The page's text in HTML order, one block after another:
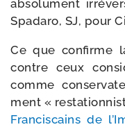
abso­lu­ment
Spadaro, SJ, pour
Ce que confirme
contre ceux
comme
ment «
Franciscains de